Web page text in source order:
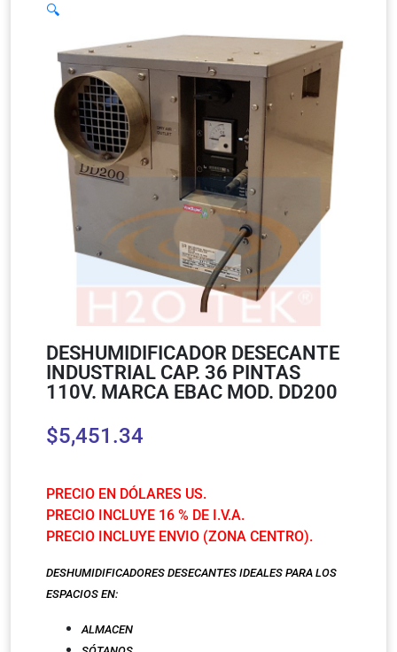
🔍
DESHUMIDIFICADOR DESECANTE
INDUSTRIAL CAP. 36 PINTAS
110V. MARCA EBAC MOD. DD200
$5,451.34
PRECIO EN DÓLARES US.
PRECIO INCLUYE 16 % DE I.V.A.
PRECIO INCLUYE ENVIO (ZONA CENTRO).
DESHUMIDIFICADORES DESECANTES IDEALES PARA LOS
ESPACIOS EN:
ALMACEN